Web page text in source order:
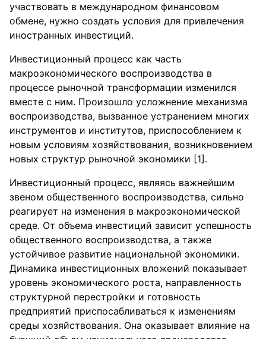
участвовать в международном финансовом
обмене, нужно создать условия для привлечения
иностранных инвестиций.
Инвестиционный процесс как часть
макроэкономического воспроизводства в
процессе рыночной трансформации изменился
вместе с ним. Произошло усложнение механизма
воспроизводства, вызванное устранением многих
инструментов и институтов, приспособлением к
новым условиям хозяйствования, возникновением
новых структур рыночной экономики [1].
Инвестиционный процесс, являясь важнейшим
звеном общественного воспроизводства, сильно
реагирует на изменения в макроэкономической
среде. От объема инвестиций зависит успешность
общественного воспроизводства, а также
устойчивое развитие национальной экономики.
Динамика инвестиционных вложений показывает
уровень экономического роста, направленность
структурной перестройки и готовность
предприятий приспосабливаться к изменениям
среды хозяйствования. Она оказывает влияние на